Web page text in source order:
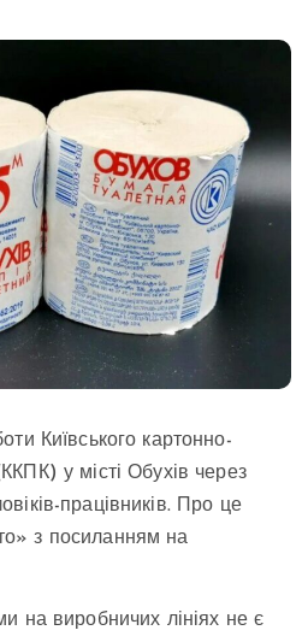
Київського картонно-
у місті Обухів через
працівників. Про це
з посиланням на
на виробничих лініях не є